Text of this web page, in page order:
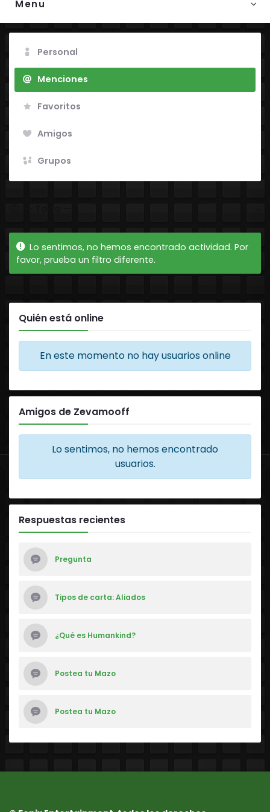
Menu
Personal
Menciones
Favoritos
Amigos
Grupos
Lo sentimos, no hemos encontrado actividad. Por
favor, prueba un filtro diferente.
Quién está online
En este momento no hay usuarios online
Amigos de Zevamooff
Lo sentimos, no hemos encontrado
usuarios.
Respuestas recientes
Pregunta
Tipos de carta: Aliados
¿Qué es Humankind?
Postea tu Mazo
Postea tu Mazo